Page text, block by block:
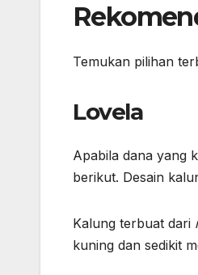
Temukan pilihan
Lovela
Apabila dana yang
berikut. Desain
Kalung terbuat dari
kuning dan sedikit